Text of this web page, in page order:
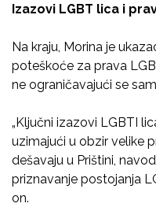
Izazovi LGBT lica i
Na kraju, Morina je
poteškoće za prava
ne ograničavajući se
„Ključni izazovi LGBTI
uzimajući u obzir velike
dešavaju u Prištini,
priznavanje postojanja
on.